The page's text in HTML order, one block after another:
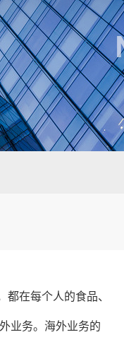
在每个人的食品、
业务。海外业务的